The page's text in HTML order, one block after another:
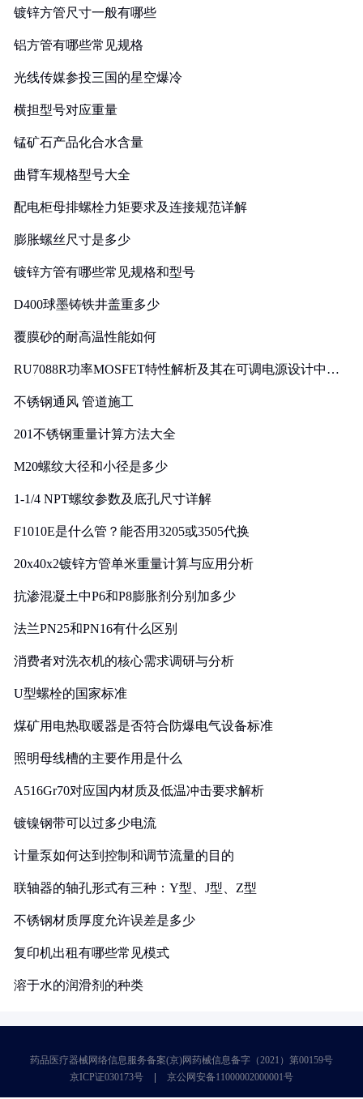
镀锌方管尺寸一般有哪些
铝方管有哪些常见规格
光线传媒参投三国的星空爆冷
横担型号对应重量
锰矿石产品化合水含量
曲臂车规格型号大全
配电柜母排螺栓力矩要求及连接规范详解
膨胀螺丝尺寸是多少
镀锌方管有哪些常见规格和型号
D400球墨铸铁井盖重多少
覆膜砂的耐高温性能如何
RU7088R功率MOSFET特性解析及其在可调电源设计中的
不锈钢通风 管道施工
201不锈钢重量计算方法大全
M20螺纹大径和小径是多少
1-1/4 NPT螺纹参数及底孔尺寸详解
F1010E是什么管？能否用3205或3505代换
20x40x2镀锌方管单米重量计算与应用分析
抗渗混凝土中P6和P8膨胀剂分别加多少
法兰PN25和PN16有什么区别
消费者对洗衣机的核心需求调研与分析
U型螺栓的国家标准
煤矿用电热取暖器是否符合防爆电气设备标准
照明母线槽的主要作用是什么
A516Gr70对应国内材质及低温冲击要求解析
镀镍钢带可以过多少电流
计量泵如何达到控制和调节流量的目的
联轴器的轴孔形式有三种：Y型、J型、Z型
不锈钢材质厚度允许误差是多少
复印机出租有哪些常见模式
溶于水的润滑剂的种类
药品医疗器械网络信息服务备案(京)网药械信息备字（2021）第00159号
京ICP证030173号
京公网安备11000002000001号